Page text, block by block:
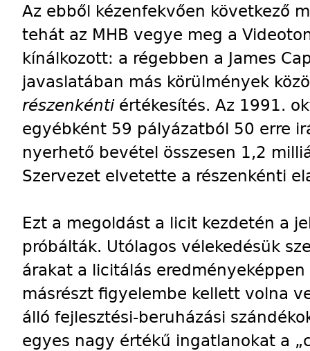
Az ebből kézenfekvően következő
tehát az MHB vegye meg a
kínálkozott: a régebben a James
javaslatában más körülmények
részenkénti értékesítés. Az 1991.
egyébként 59 pályázatból 50 erre
nyerhető bevétel összesen 1,2
Szervezet elvetette a részenkénti
Ezt a megoldást a licit kezdetén a
próbálták. Utólagos vélekedésük
árakat a licitálás
másrészt figyelembe kellett volna
álló fejlesztési-beruházási
egyes nagy értékű ingatlanokat a